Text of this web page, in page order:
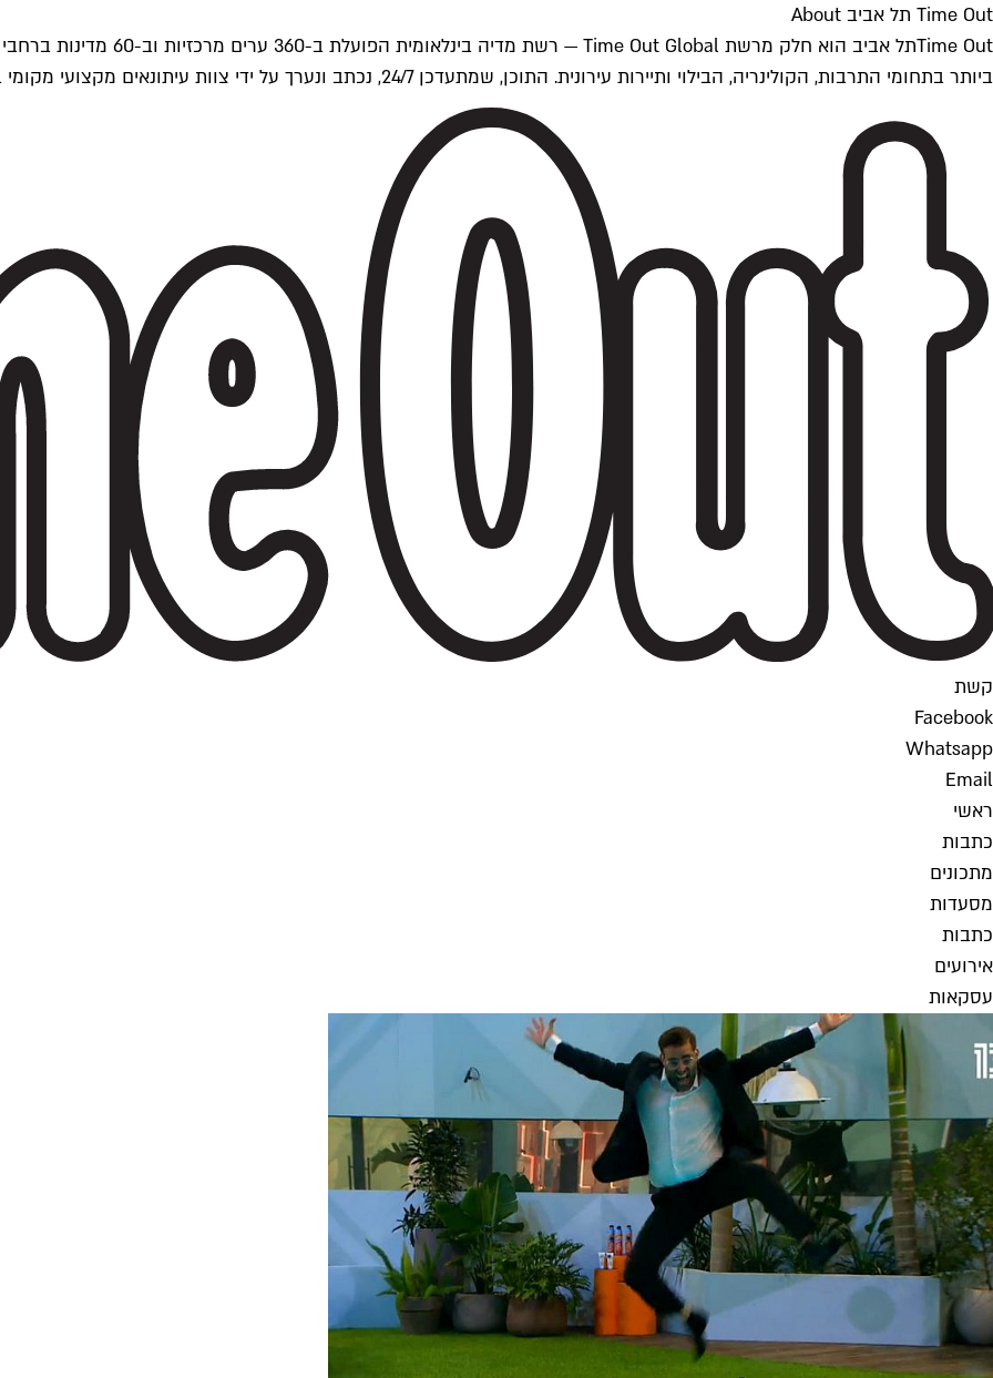
Time Out תל אביב About
ביותר בתחומי התרבות, הקולינריה, הבילוי ותיירות עירונית. התוכן, שמתעדכן 24/7, נכתב ונערך על ידי צוות עיתונאים מקצועי מקומי בישראל, בהתאם לסטנדרטים של Time Out העולמית.
קשת
Facebook
Whatsapp
Email
ראשי
כתבות
מתכונים
מסעדות
כתבות
אירועים
עסקאות